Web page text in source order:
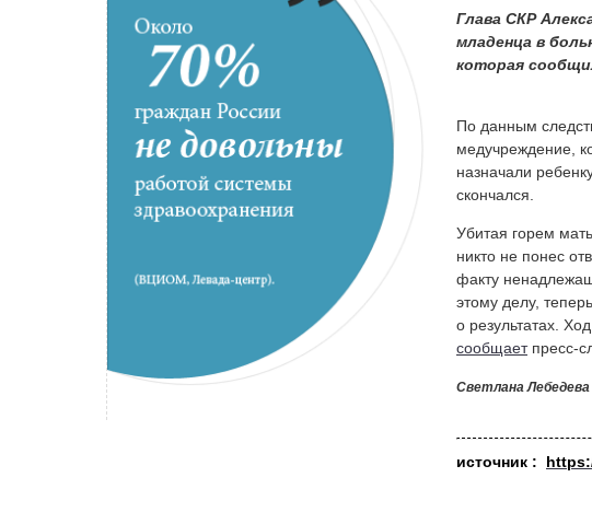
Глава СКР
младенца в
которая
По данным
медучреждение,
назначали
скончался.
Убитая горем
никто не понес
факту
этому делу,
о результатах.
сообщаетпресс-
Светлана Лебедева
источник :